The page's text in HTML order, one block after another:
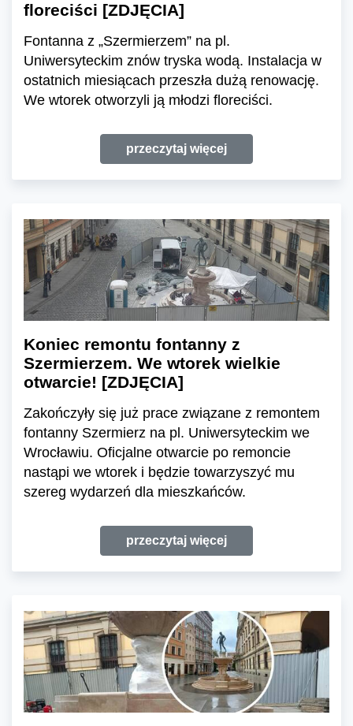
floreciści [ZDJĘCIA]
Fontanna z „Szermierzem” na pl.
Uniwersyteckim znów tryska wodą. Instalacja w
ostatnich miesiącach przeszła dużą renowację.
We wtorek otworzyli ją młodzi floreciści.
przeczytaj więcej
Koniec remontu fontanny z
Szermierzem. We wtorek wielkie
otwarcie! [ZDJĘCIA]
Zakończyły się już prace związane z remontem
fontanny Szermierz na pl. Uniwersyteckim we
Wrocławiu. Oficjalne otwarcie po remoncie
nastąpi we wtorek i będzie towarzyszyć mu
szereg wydarzeń dla mieszkańców.
przeczytaj więcej